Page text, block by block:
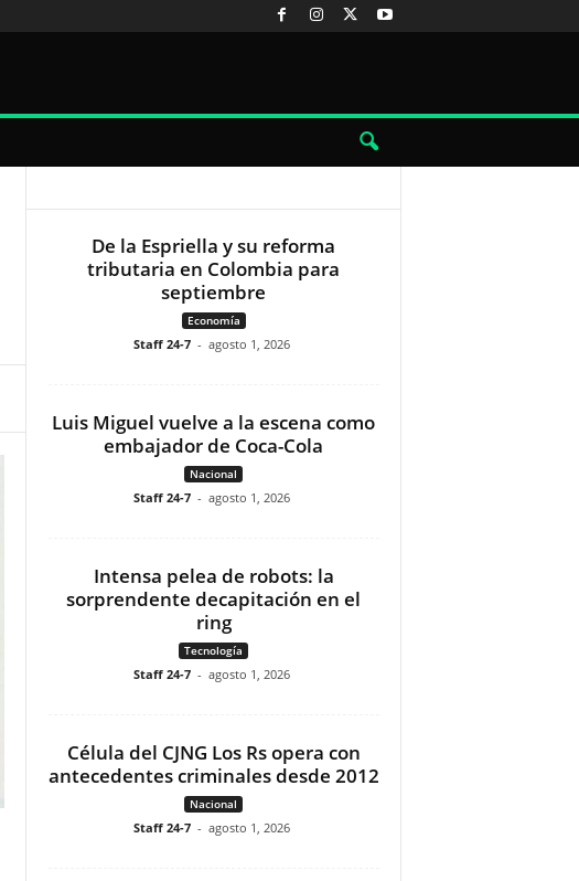
De la Espriella y su reforma
tributaria en Colombia para
septiembre
Economía
Staff 24-7 - agosto 1, 2026
Luis Miguel vuelve a la escena como
embajador de Coca-Cola
Nacional
Staff 24-7 - agosto 1, 2026
Intensa pelea de robots: la
sorprendente decapitación en el
ring
Tecnología
Staff 24-7 - agosto 1, 2026
Célula del CJNG Los Rs opera con
antecedentes criminales desde 2012
Nacional
Staff 24-7 - agosto 1, 2026